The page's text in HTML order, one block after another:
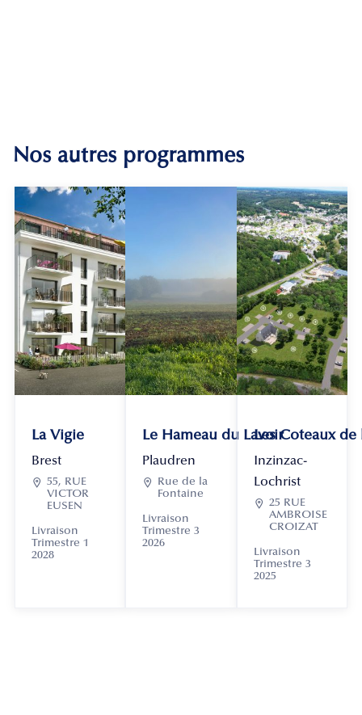
Nos autres programmes
La Vigie
Brest
 55, RUE
VICTOR
EUSEN
Livraison
Trimestre 1
2028
Le Hameau du Lavoir
Plaudren

Rue de la
Fontaine
Livraison
Trimestre 3
2026
Les Coteaux
Inzinzac-
Lochrist
 25 RUE
AMBROISE
CROIZAT
Livraison
Trimestre 3
2025